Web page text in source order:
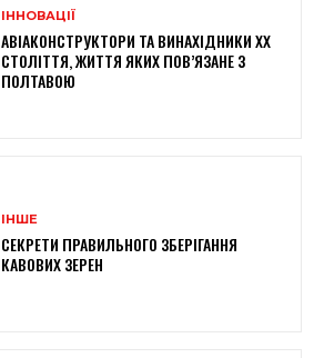
ІННОВАЦІЇ
АВІАКОНСТРУКТОРИ ТА ВИНАХІДНИКИ XX
СТОЛІТТЯ, ЖИТТЯ ЯКИХ ПОВ’ЯЗАНЕ З
ПОЛТАВОЮ
ІНШЕ
СЕКРЕТИ ПРАВИЛЬНОГО ЗБЕРІГАННЯ
КАВОВИХ ЗЕРЕН